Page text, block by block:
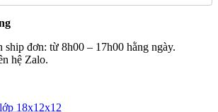
ship đơn: từ 8h00 – 17h00 hằng ngày.
hệ Zalo.